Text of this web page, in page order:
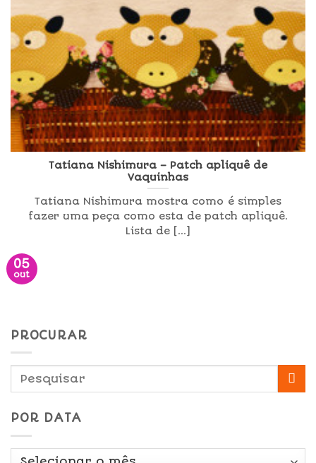
Tatiana Nishimura – Patch apliquê de
Vaquinhas
Tatiana Nishimura mostra como é simples
fazer uma peça como esta de patch apliquê.
Lista de [...]
05
out
PROCURAR
POR DATA
Por